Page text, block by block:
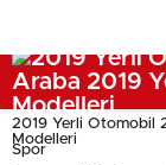
2019 Yerli Otomobil
Modelleri
Spor